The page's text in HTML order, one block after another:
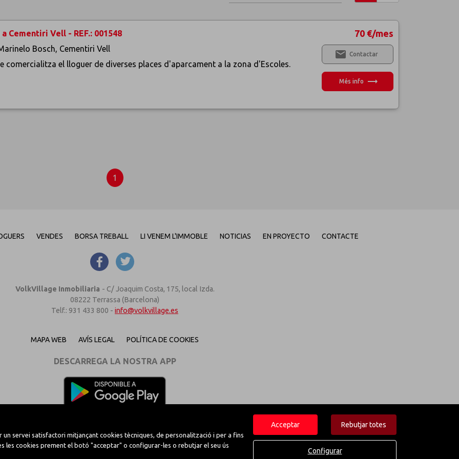
servei satisfactori mitjançant cookies tècniques, de personalització i per a fins
les cookies prement el botó "acceptar" o configurar-les o rebutjar el seu ús
Acceptar Rebutjar totes
Configurar
Cementiri Vell - REF.: 001548
Bosch, Cementiri Vell
comercialitza el lloguer de diverses places d'aparcament a la zona d'Escoles.
70 €/mes
email Contactar
Més info trending_flat
1
VENDES BORSA TREBALL LI VENEM L'IMMOBLE NOTICIAS EN PROYECTO CONTACTE
VolkVillage Inmobiliaria - C/ Joaquim Costa, 175, local Izda.
08222 Terrassa (Barcelona)
Telf.: 931 433 800 - info@volkvillage.es
MAPA WEB AVÍS LEGAL POLÍTICA DE COOKIES
DESCARREGA LA NOSTRA APP